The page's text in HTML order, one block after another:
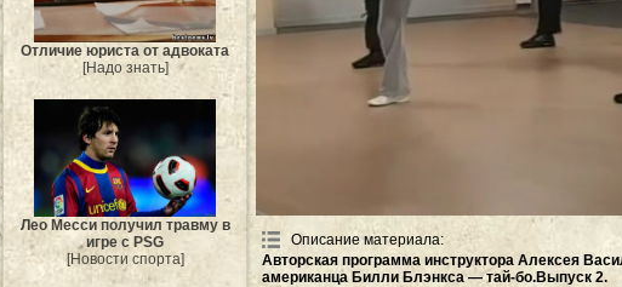
Отличие юриста от адвоката
[Надо знать]
Лео Месси получил травму в
игре с PSG
[Новости спорта]
Описание материала:
Авторская программа инструктора Алексея
американца Билли Блэнкса — тай-бо.Выпуск 2.